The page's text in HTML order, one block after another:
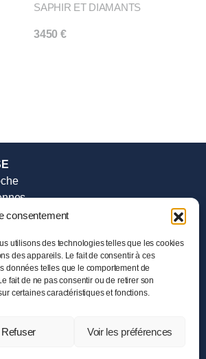
consentement
utilisons des technologies telles que les cookies
des appareils. Le fait de consentir à ces
données telles que le comportement de
fait de ne pas consentir ou de retirer son
certaines caractéristiques et fonctions.
Refuser Voir les préférences
SAPHIR ET DIAMANTS
3450 €
à 19h00